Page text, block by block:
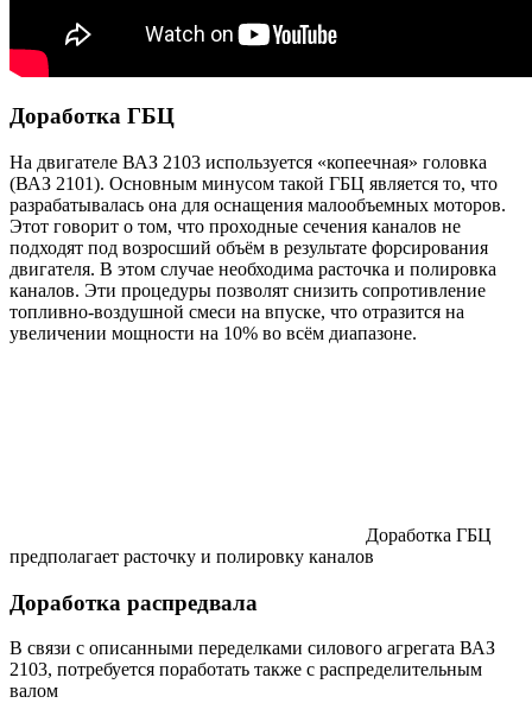
Доработка ГБЦ
На двигателе ВАЗ 2103 используется «копеечная» головка
(ВАЗ 2101). Основным минусом такой ГБЦ является то, что
разрабатывалась она для оснащения малообъемных моторов.
Этот говорит о том, что проходные сечения каналов не
подходят под возросший объём в результате форсирования
двигателя. В этом случае необходима расточка и полировка
каналов. Эти процедуры позволят снизить сопротивление
топливно-воздушной смеси на впуске, что отразится на
увеличении мощности на 10% во всём диапазоне.
Доработка ГБЦ
предполагает расточку и полировку каналов
Доработка распредвала
В связи с описанными переделками силового агрегата ВАЗ
2103, потребуется поработать также с распределительным
валом